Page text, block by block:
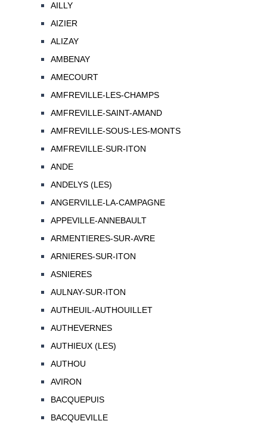
AILLY
AIZIER
ALIZAY
AMBENAY
AMECOURT
AMFREVILLE-LES-CHAMPS
AMFREVILLE-SAINT-AMAND
AMFREVILLE-SOUS-LES-MONTS
AMFREVILLE-SUR-ITON
ANDE
ANDELYS (LES)
ANGERVILLE-LA-CAMPAGNE
APPEVILLE-ANNEBAULT
ARMENTIERES-SUR-AVRE
ARNIERES-SUR-ITON
ASNIERES
AULNAY-SUR-ITON
AUTHEUIL-AUTHOUILLET
AUTHEVERNES
AUTHIEUX (LES)
AUTHOU
AVIRON
BACQUEPUIS
BACQUEVILLE